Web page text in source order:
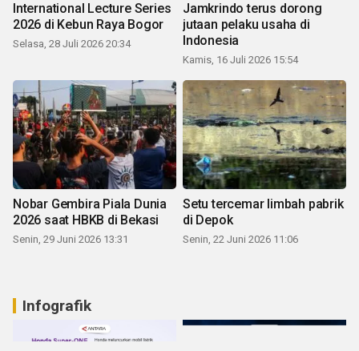
International Lecture Series
2026 di Kebun Raya Bogor
Selasa, 28 Juli 2026 20:34
Jamkrindo terus dorong
jutaan pelaku usaha di
Indonesia
Kamis, 16 Juli 2026 15:54
Nobar Gembira Piala Dunia
2026 saat HBKB di Bekasi
Senin, 29 Juni 2026 13:31
Setu tercemar limbah pabrik
di Depok
Senin, 22 Juni 2026 11:06
Infografik